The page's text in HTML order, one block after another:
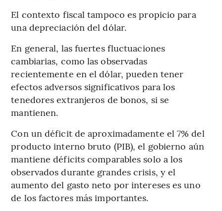
El contexto fiscal tampoco es propicio para
una depreciación del dólar.
En general, las fuertes fluctuaciones
cambiarias, como las observadas
recientemente en el dólar, pueden tener
efectos adversos significativos para los
tenedores extranjeros de bonos, si se
mantienen.
Con un déficit de aproximadamente el 7% del
producto interno bruto (PIB), el gobierno aún
mantiene déficits comparables solo a los
observados durante grandes crisis, y el
aumento del gasto neto por intereses es uno
de los factores más importantes.